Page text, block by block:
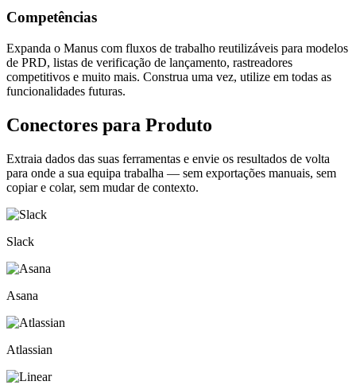
Competências
Expanda o Manus com fluxos de trabalho reutilizáveis para modelos
de PRD, listas de verificação de lançamento, rastreadores
competitivos e muito mais. Construa uma vez, utilize em todas as
funcionalidades futuras.
Conectores para Produto
Extraia dados das suas ferramentas e envie os resultados de volta
para onde a sua equipa trabalha — sem exportações manuais, sem
copiar e colar, sem mudar de contexto.
Slack
Asana
Atlassian